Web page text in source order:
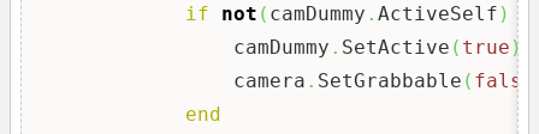
if
not ( camDummy . ActiveSelf )
                camDummy
. SetActive ( true )
                camera
. SetGrabbable ( false
end